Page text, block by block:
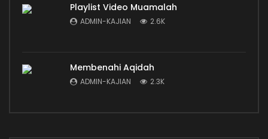
Playlist Video Muamalah
ADMIN-KAJIAN 2.6K
Membenahi Aqidah
ADMIN-KAJIAN 2.3K